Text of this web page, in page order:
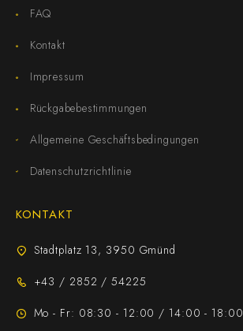
FAQ
Kontakt
Impressum
Rückgabebestimmungen
Allgemeine Geschäftsbedingungen
Datenschutzrichtlinie
KONTAKT
Stadtplatz 13, 3950 Gmünd
+43 / 2852 / 54225
Mo - Fr: 08:30 - 12:00 / 14:00 - 18:00